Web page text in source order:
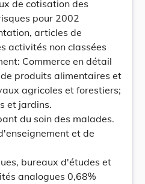
de cotisation des
pour 2002
articles de
activités non classées
Commerce en détail
produits alimentaires et
agricoles et forestiers;
et jardins.
du soin des malades.
et de
bureaux d'études et
analogues 0,68%